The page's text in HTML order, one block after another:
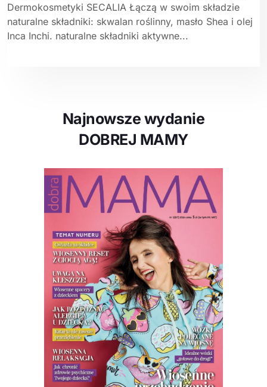
Dermokosmetyki SECALIA Łączą w swoim składzie
naturalne składniki: skwalan roślinny, masło Shea i olej
Inca Inchi. naturalne składniki aktywne...
Najnowsze wydanie
DOBREJ MAMY